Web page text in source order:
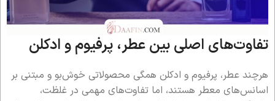
تفاوت‌های اصلی بین عطر، پرفیوم و ادکلن
هرچند عطر، پرفیوم و ادکلن همگی محصولاتی خوش‌بو و مبتنی بر
اسانس‌های معطر هستند، اما تفاوت‌های مهمی در غلظت،